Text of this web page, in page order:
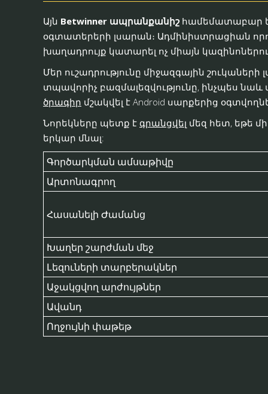
Այն Betwinner ապրանքանիշ համեմատաբար
օգտատերերի լսարան։ Ադմինիստրացիան
խաղադրույք կատարել ոչ միայն
Մեր ուշադրությունը միջազգային
տպավորիչ բազմալեզվությունը, ինչպես նաև
ծրագիր մշակվել է Android սարքերից
Նորեկները պետք է գրանցվել մեզ հետ, եթե
երկար մնալ:
Գործարկման ամսաթիվը
Արտոնագրող
Հասանելի Ժամանց
Խաղեր շարժման մեջ
Լեզուների տարբերակներ
Աջակցվող արժույթներ
Ավանդ
Ողջույնի փաթեթ